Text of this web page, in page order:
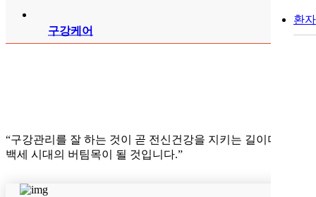
환
구강케어
“구강관리 를 잘 하는 것이 곧 전신건강을 지키는 길이며,
백세 시대의 버팀목이 될 것입니다.”